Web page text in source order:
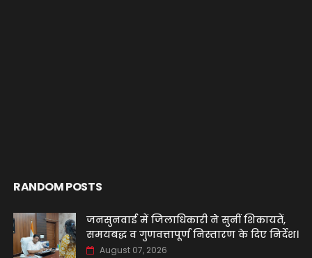
RANDOM POSTS
जनसुनवाई में जिलाधिकारी ने सुनीं शिकायतें,
समयबद्ध व गुणवत्तापूर्ण निस्तारण के दिए निर्देश।
August 07, 2026